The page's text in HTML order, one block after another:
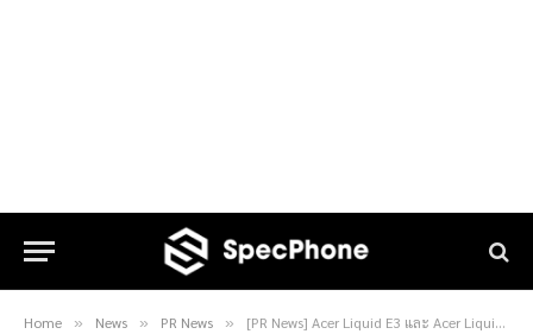
Home » News » PR News » [PR News] Acer Liquid E3 และ Acer Liquid Z4 สมาร์ทโฟนสำหรับคนรักการเซลฟี สเปคคุ้มค่า ในราคาเกินห้ามใจ